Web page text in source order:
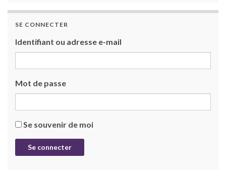
SE CONNECTER
Identifiant ou adresse e-mail
Mot de passe
Se souvenir de moi
Se connecter